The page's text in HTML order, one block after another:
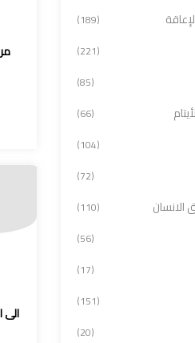
(189)
(221)
(85)
(66)
(104)
(72)
(110)
(56)
(17)
(151)
(20)
الى